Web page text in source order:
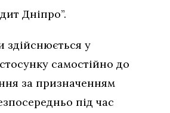
Дніпро”.
здійснюється у
самостійно до
за призначенням
під час